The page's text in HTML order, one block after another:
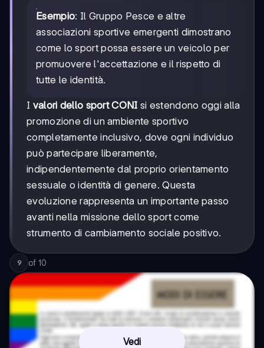
Esempio: Il Gruppo Pesce e altre
associazioni sportive emergenti dimostrano
come lo sport possa essere un veicolo per
promuovere l'accettazione e il rispetto di
tutte le identità.
I valori dello sport CONI si estendono oggi alla
promozione di un ambiente sportivo
completamente inclusivo, dove ogni individuo
può partecipare liberamente,
indipendentemente dal proprio orientamento
sessuale o identità di genere. Questa
evoluzione rappresenta un importante passo
avanti nella missione dello sport come
strumento di cambiamento sociale positivo.
9 of 10
Vedi